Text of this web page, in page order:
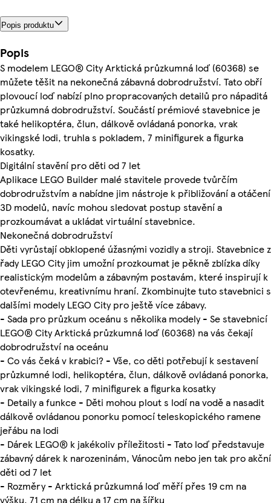
Popis produktu
Popis
S modelem LEGO® City Arktická průzkumná loď (60368) se
můžete těšit na nekonečná zábavná dobrodružství. Tato obří
plovoucí loď nabízí plno propracovaných detailů pro nápaditá
průzkumná dobrodružství. Součástí prémiové stavebnice je
také helikoptéra, člun, dálkově ovládaná ponorka, vrak
vikingské lodi, truhla s pokladem, 7 minifigurek a figurka
kosatky.
Digitální stavění pro děti od 7 let
Aplikace LEGO Builder malé stavitele provede tvůrčím
dobrodružstvím a nabídne jim nástroje k přibližování a otáčení
3D modelů, navíc mohou sledovat postup stavění a
prozkoumávat a ukládat virtuální stavebnice.
Nekonečná dobrodružství
Děti vyrůstají obklopené úžasnými vozidly a stroji. Stavebnice z
řady LEGO City jim umožní prozkoumat je pěkně zblízka díky
realistickým modelům a zábavným postavám, které inspirují k
otevřenému, kreativnímu hraní. Zkombinujte tuto stavebnici s
dalšími modely LEGO City pro ještě více zábavy.
- Sada pro průzkum oceánu s několika modely - Se stavebnicí
LEGO® City Arktická průzkumná loď (60368) na vás čekají
dobrodružství na oceánu
- Co vás čeká v krabici? - Vše, co děti potřebují k sestavení
průzkumné lodi, helikoptéra, člun, dálkově ovládaná ponorka,
vrak vikingské lodi, 7 minifigurek a figurka kosatky
- Detaily a funkce - Děti mohou plout s lodí na vodě a nasadit
dálkově ovládanou ponorku pomocí teleskopického ramene
jeřábu na lodi
- Dárek LEGO® k jakékoliv příležitosti - Tato loď představuje
zábavný dárek k narozeninám, Vánocům nebo jen tak pro akční
děti od 7 let
- Rozměry - Arktická průzkumná loď měří přes 19 cm na
výšku, 71 cm na délku a 17 cm na šířku